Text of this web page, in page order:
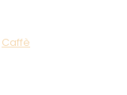
Caffè